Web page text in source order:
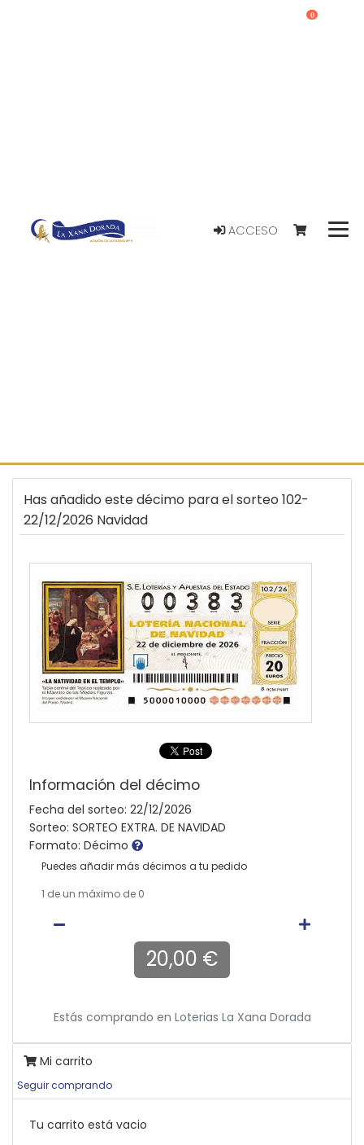
ACCESO
0
Has añadido este décimo para el sorteo 102-
22/12/2026 Navidad
Información del décimo
Fecha del sorteo: 22/12/2026
Sorteo: SORTEO EXTRA. DE NAVIDAD
Formato: Décimo
Puedes añadir más décimos a tu pedido
1 de un máximo de 0
20,00 €
Estás comprando en Loterias La Xana Dorada
Mi carrito
Seguir comprando
Tu carrito está vacio